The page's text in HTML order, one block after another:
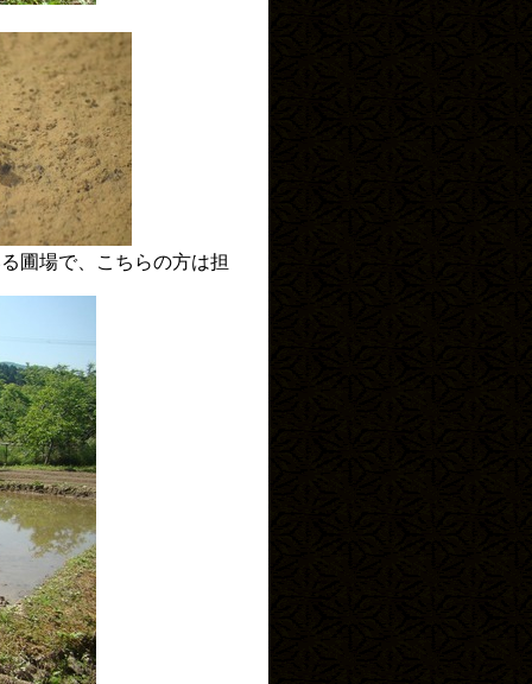
圃場で、こちらの方は担